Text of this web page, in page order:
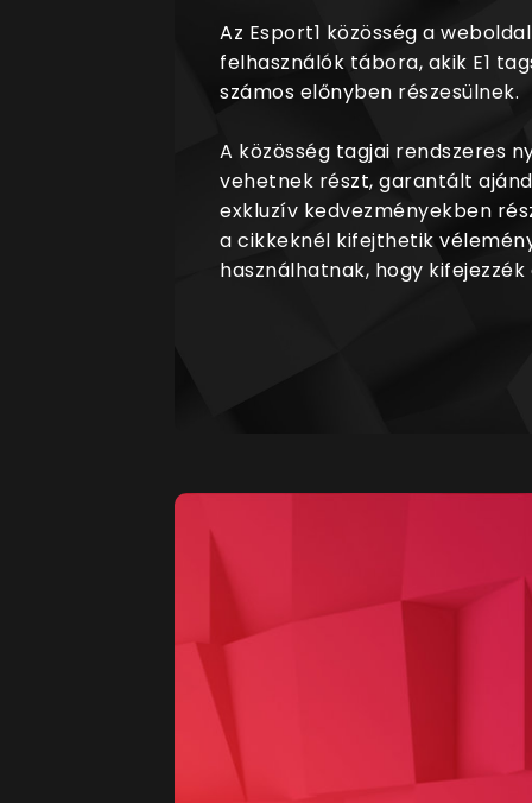
Az Esport1 közösség a
felhasználók tábora, akik E1
számos előnyben részesülnek.
A közösség tagjai rendszeres
vehetnek részt, garantált
exkluzív kedvezményekben
a cikkeknél kifejthetik
használhatnak, hogy